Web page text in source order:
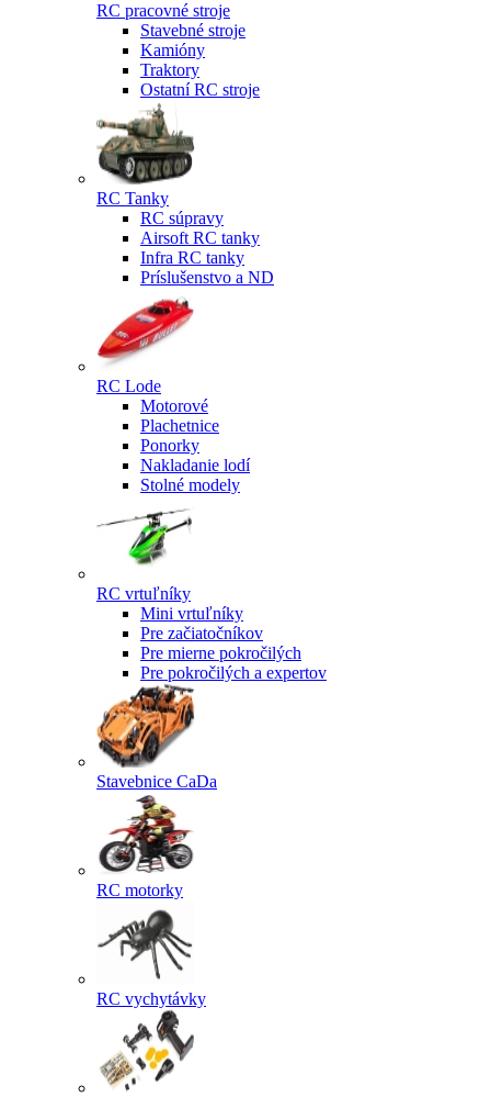
RC pracovné stroje
Stavebné stroje
Kamióny
Traktory
Ostatní RC stroje
RC Tanky
RC súpravy
Airsoft RC tanky
Infra RC tanky
Príslušenstvo a ND
RC Lode
Motorové
Plachetnice
Ponorky
Nakladanie lodí
Stolné modely
RC vrtuľníky
Mini vrtuľníky
Pre začiatočníkov
Pre mierne pokročilých
Pre pokročilých a expertov
Stavebnice CaDa
RC motorky
RC vychytávky